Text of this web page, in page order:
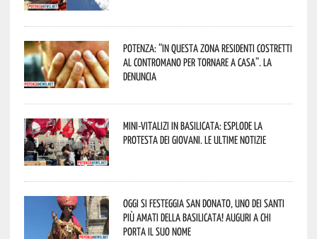
Potenza: “In questa zona residenti costretti
al contromano per tornare a casa”. La
denuncia
Mini-vitalizi in Basilicata: esplode la
protesta dei giovani. Le ultime notizie
Oggi si festeggia San Donato, uno dei Santi
più amati della Basilicata! Auguri a chi
porta il suo nome